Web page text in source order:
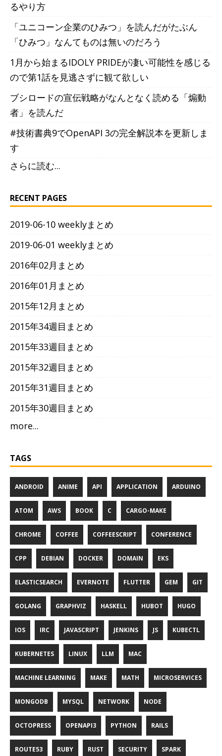
るやり方
「ユニコーン企業のひみつ」を読んだがたぶん
「ひみつ」なんてものは無いのだろう
1月から始まるIDOLY PRIDEが凄い可能性を感じる
ので第1話を見逃さずに観て欲しい
ブシロードの宣伝戦略がなんとなく読める「煽動
者」を読んだ
#技術書典9でOpenAPI 3の完全解説本を更新しま
す
さらに読む...
RECENT PAGES
2019-06-10 weeklyまとめ
2019-06-01 weeklyまとめ
2016年02月まとめ
2016年01月まとめ
2015年12月まとめ
2015年34週目まとめ
2015年33週目まとめ
2015年32週目まとめ
2015年31週目まとめ
2015年30週目まとめ
more...
TAGS
ANDROID ANIME API APPLICATION ARDUINO
ATOM AWS BOOK C CARGO-MAKE
CHROME COFFEE COFFEESCRIPT CONFERENCE
CPP DEBIAN DOCKER DOMAIN EKS
ELASTICSEARCH EVERNOTE FLUTTER GEM GIT
GOLANG GRAPHVIZ HASKELL HUBOT HUGO
IOS IRC JAVASCRIPT JENKINS JS KUBECTL
KUBERNETES LINUX LLM MAC
MACHINE LEARNING MAKE MATH MICROSERVICES
MONGODB MYSQL NETWORK NODE
OCTOPRESS OPENAPI3 PYTHON RAILS
ROUTE53 RUBY RUST SECURITY SPARK